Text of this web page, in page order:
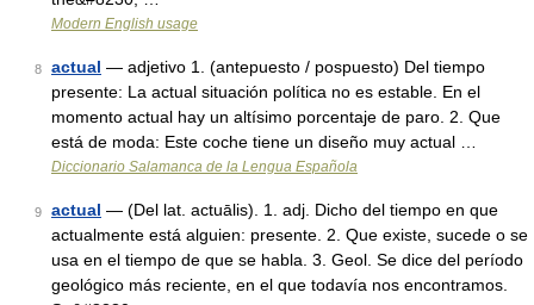
Modern English usage
8 actual — adjetivo 1. (antepuesto / pospuesto) Del tiempo
presente: La actual situación política no es estable. En el
momento actual hay un altísimo porcentaje de paro. 2. Que
está de moda: Este coche tiene un diseño muy actual …
Diccionario Salamanca de la Lengua Española
9 actual — (Del lat. actuālis). 1. adj. Dicho del tiempo en que
actualmente está alguien: presente. 2. Que existe, sucede o se
usa en el tiempo de que se habla. 3. Geol. Se dice del período
geológico más reciente, en el que todavía nos encontramos.